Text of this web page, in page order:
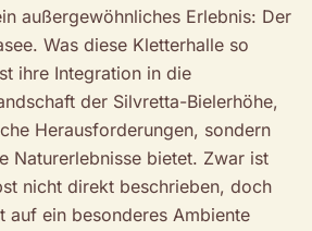
außergewöhnliches Erlebnis: Der
Was diese Kletterhalle so
ihre Integration in die
der Silvretta-Bielerhöhe,
Herausforderungen, sondern
Naturerlebnisse bietet. Zwar ist
nicht direkt beschrieben, doch
auf ein besonderes Ambiente